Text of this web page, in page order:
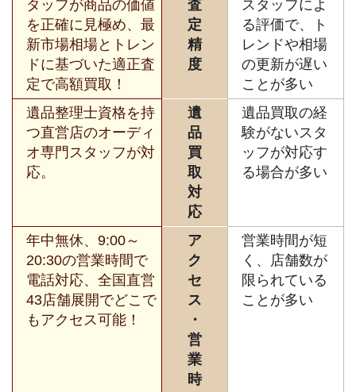
タッフが商品の価値
を正確に見極め、最
新市場相場とトレン
ドに基づいた適正査
定で高額買取！
査
定
精
度
スタッフによ
る評価で、ト
レンドや相場
の更新が遅い
ことが多い
遺品整理士資格を持
つ直営店のオーディ
オ専門スタッフが対
応。
遺
品
買
取
対
応
遺品買取の経
験がないスタ
ッフが対応す
る場合が多い
年中無休、9:00～
20:30の営業時間で
電話対応、全国直営
43店舗展開でどこで
もアクセス可能！
ア
ク
セ
ス
・
営
業
時
営業時間が短
く、店舗数が
限られている
ことが多い